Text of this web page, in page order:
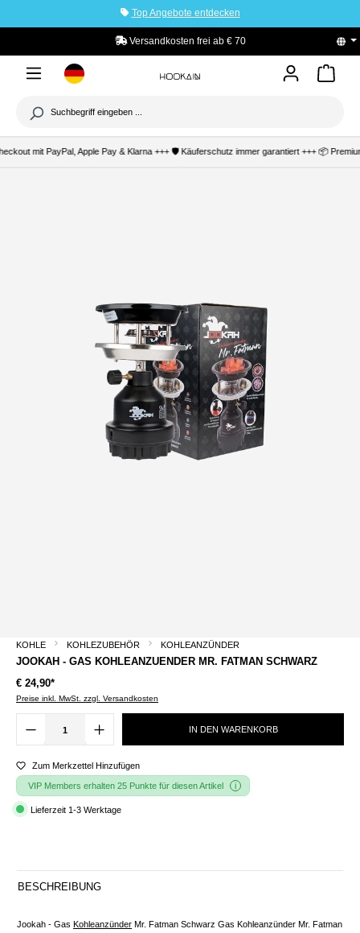
Top Angebote entdecken
Versandkosten frei ab € 70
mit PayPal, Apple Pay & Klarna +++ 🛡️ Käuferschutz immer garantiert +++ 📦
KOHLE KOHLEZUBEHÖR KOHLEANZÜNDER
JOOKAH - GAS KOHLEANZUENDER MR. FATMAN SCHWARZ
€ 24,90*
Preise inkl. MwSt. zzgl. Versandkosten
IN DEN WARENKORB
Zum Merkzettel Hinzufügen
VIP Members erhalten 25 Punkte für diesen Artikel
Lieferzeit 1-3 Werktage
BESCHREIBUNG
Jookah - Gas Kohleanzünder Mr. Fatman Schwarz Gas Kohleanzünder Mr. Fatman